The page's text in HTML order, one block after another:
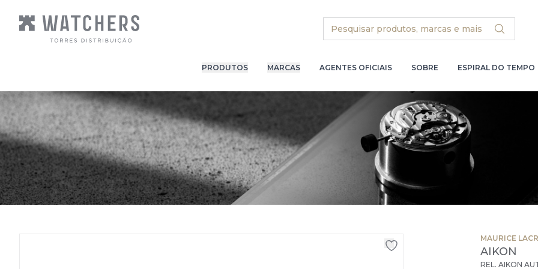
Search
PRODUTOS MARCAS AGENTES OFICIAIS SOBRE ESPIRAL DO TEMPO
MAURICE
AIKON
REL. AIKON